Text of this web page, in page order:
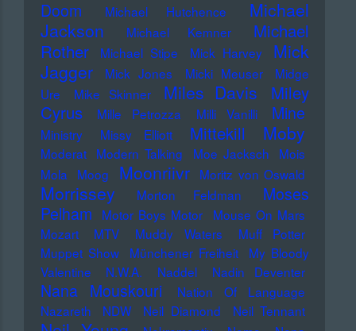
Doom
Michael Hutchence
Michael
Jackson
Michael Kemner
Michael
Rother
Michael Stipe Mick Harvey
Mick
Jagger
Mick Jones Micki Meuser
Midge
Ure
Mike Skinner Miles Davis
Miley
Cyrus
Mille Petrozza Milli Vanilli Mine
Ministry Missy Elliott Mittekill Moby
Moderat Modern Talking Moe Jacksch
Mois
Mola
Moog Moonriivr Moritz von Oswald
Morrissey Morton Feldman
Moses
Pelham
Motor Boys Motor
Mouse On Mars
Mozart
MTV Muddy Waters
Muff Potter
Muppet Show
Münchener Freiheit
My Bloody
Valentine
N.W.A. Naddel Nadin Deventer
Nana Mouskouri
Nation Of Language
Nazareth
NDW Neil Diamond Neil Tennant